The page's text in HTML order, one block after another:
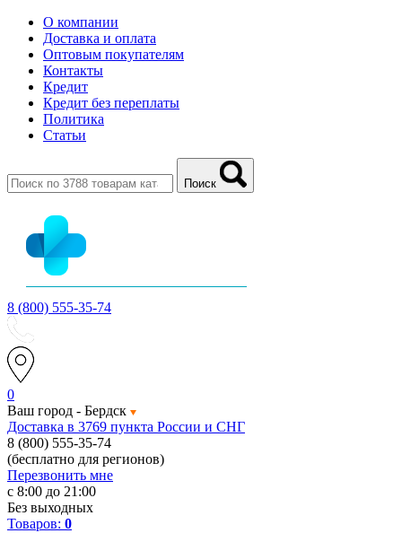
О компании
Доставка и оплата
Оптовым покупателям
Контакты
Кредит
Кредит без переплаты
Политика
Статьи
Поиск
8 (800) 555-35-74
0
Ваш город - Бердск
Доставка в 3769 пункта России и СНГ
8 (800) 555-35-74
(бесплатно для регионов)
Перезвонить мне
с 8:00 до 21:00
Без выходных
Товаров: 0